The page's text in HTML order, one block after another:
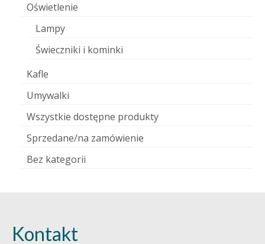
Oświetlenie
Lampy
Świeczniki i kominki
Kafle
Umywalki
Wszystkie dostępne produkty
Sprzedane/na zamówienie
Bez kategorii
Kontakt